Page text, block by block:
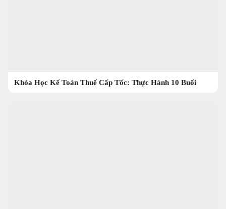
Khóa Học Kế Toán Thuế Cấp Tốc: Thực Hành 10 Buổi